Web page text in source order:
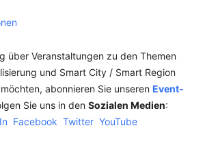
über Veranstaltungen zu den Themen
und Smart City / Smart Region
abonnieren Sie unseren Event-
Sie uns in den Sozialen Medien:
Facebook Twitter YouTube